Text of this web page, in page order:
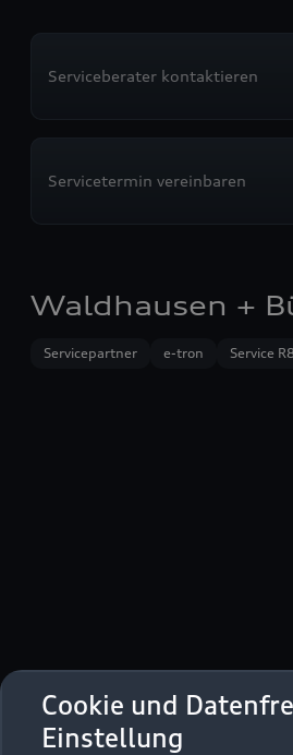
Cookie und
Einstellung
Serviceberater kontaktieren
Servicetermin vereinbaren
Waldhausen +
Servicepartner e-tron Service R8
Hohenzollernstraße 230 -
41063 Mönchengladbach